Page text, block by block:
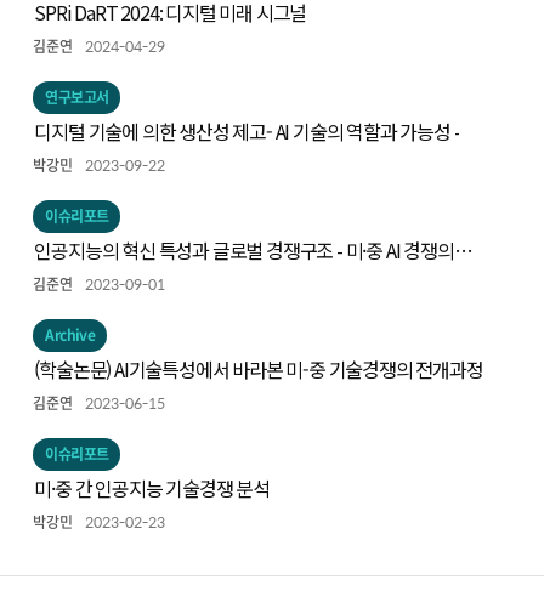
SPRi DaRT 2024: 디지털 미래 시그널
김준연 2024-04-29
연구보고서
디지털 기술에 의한 생산성 제고- AI 기술의 역할과 가능성 -
박강민 2023-09-22
이슈리포트
인공지능의 혁신 특성과 글로벌 경쟁구조 - 미·중 AI 경쟁의
동향과 시사점 -
김준연 2023-09-01
Archive
(학술논문) AI기술특성에서 바라본 미-중 기술경쟁의 전개과정
김준연 2023-06-15
이슈리포트
미·중 간 인공지능 기술경쟁 분석
박강민 2023-02-23